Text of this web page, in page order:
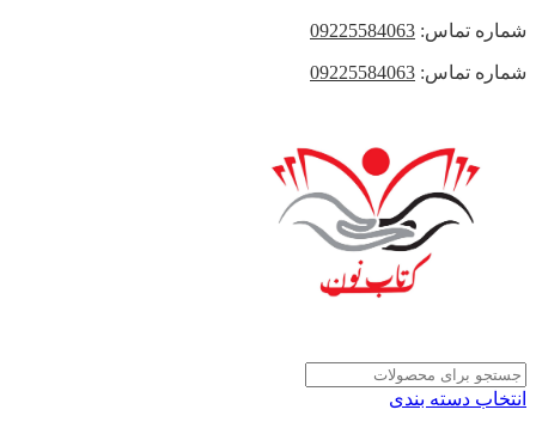
شماره تماس: 09225584063
شماره تماس: 09225584063
انتخاب دسته بندی